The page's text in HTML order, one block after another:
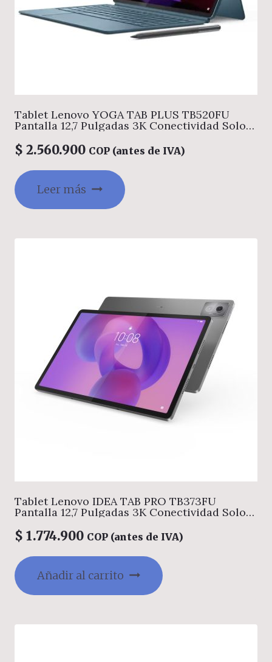
Tablet Lenovo YOGA TAB PLUS TB520FU
Pantalla 12,7 Pulgadas 3K Conectividad Solo
Color Cerceta de marea Incluye teclado y
Lapiz
$ 2.560.900 COP (antes de IVA)
Leer más
Tablet Lenovo IDEA TAB PRO TB373FU
Pantalla 12,7 Pulgadas 3K Conectividad Solo
Color Gris Incluye Estuche y Lapiz
$ 1.774.900 COP (antes de IVA)
Añadir al carrito